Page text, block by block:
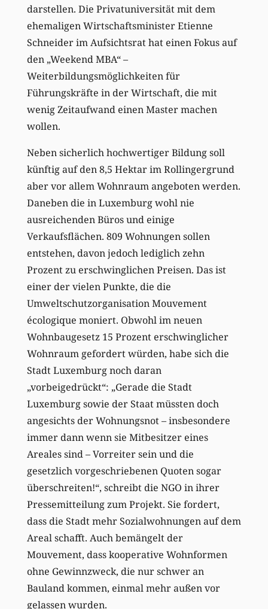
darstellen. Die Privatuniversität mit dem
ehemaligen Wirtschaftsminister Etienne
Schneider im Aufsichtsrat hat einen Fokus auf
den „Weekend MBA“ –
Weiterbildungsmöglichkeiten für
Führungskräfte in der Wirtschaft, die mit
wenig Zeitaufwand einen Master machen
wollen.
Neben sicherlich hochwertiger Bildung soll
künftig auf den 8,5 Hektar im Rollingergrund
aber vor allem Wohnraum angeboten werden.
Daneben die in Luxemburg wohl nie
ausreichenden Büros und einige
Verkaufsflächen. 809 Wohnungen sollen
entstehen, davon jedoch lediglich zehn
Prozent zu erschwinglichen Preisen. Das ist
einer der vielen Punkte, die die
Umweltschutzorganisation Mouvement
écologique moniert. Obwohl im neuen
Wohnbaugesetz 15 Prozent erschwinglicher
Wohnraum gefordert würden, habe sich die
Stadt Luxemburg noch daran
„vorbeigedrückt“: „Gerade die Stadt
Luxemburg sowie der Staat müssten doch
angesichts der Wohnungsnot – insbesondere
immer dann wenn sie Mitbesitzer eines
Areales sind – Vorreiter sein und die
gesetzlich vorgeschriebenen Quoten sogar
überschreiten!“, schreibt die NGO in ihrer
Pressemitteilung zum Projekt. Sie fordert,
dass die Stadt mehr Sozialwohnungen auf dem
Areal schafft. Auch bemängelt der
Mouvement, dass kooperative Wohnformen
ohne Gewinnzweck, die nur schwer an
Bauland kommen, einmal mehr außen vor
gelassen wurden.